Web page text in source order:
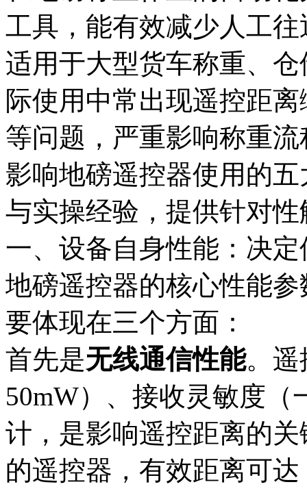
工具，能有效减少人工
适用于大型货车称重、
际使用中常出现遥控距
等问题，严重影响称重
影响地磅遥控器使用的
与实操经验，提供针对
一、设备自身性能：决
地磅遥控器的核心性能
要体现在三个方面：​
首先是无线通信性能。遥
50mW）、接收灵敏度（
计，是影响遥控距离的
的遥控器，有效距离可